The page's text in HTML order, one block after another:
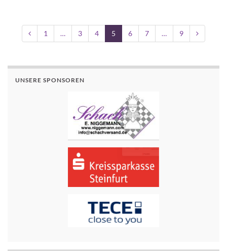
1 … 3 4 5 6 7 … 9
UNSERE SPONSOREN